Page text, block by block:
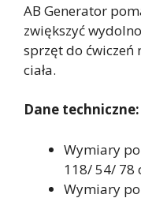
AB Generator
zwiększyć
sprzęt do ćwiczeń
ciała.
Dane techniczne:
Wymiary po
118/ 54/ 78
Wymiary po